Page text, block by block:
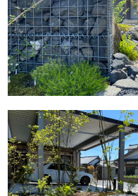
和庭をリノベーシ
ョン。和モダンな外
構デザイン。
Garden Works
ロックガーデン。男
前な庭外構デザイ